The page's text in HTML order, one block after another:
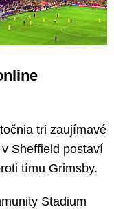
tri zaujímavé
Sheffield postaví
tímu Grimsby.
Stadium